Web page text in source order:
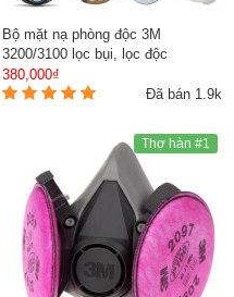
Bộ mặt nạ phòng độc 3M
3200/3100 lọc bụi, lọc độc
380,000₫
Đã bán 1.9k
Thợ hàn #1